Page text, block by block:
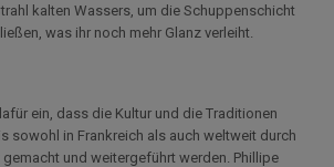
kalten Wassers, um die Schuppenschicht
was ihr noch mehr Glanz verleiht.
ein, dass die Kultur und die Traditionen
sowohl in Frankreich als auch weltweit durch
und weitergeführt werden. Phillipe